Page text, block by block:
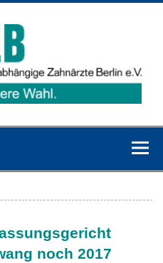
noch 2017